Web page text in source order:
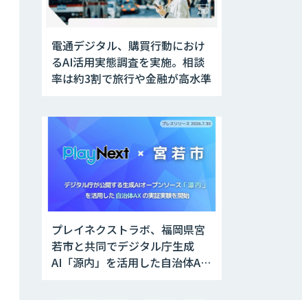
電通デジタル、購買行動におけ
るAI活用実態調査を実施。相談
率は約3割で旅行や金融が高水準
プレイネクストラボ、福岡県宮
若市と共同でデジタル庁生成
AI「源内」を活用した自治体AX